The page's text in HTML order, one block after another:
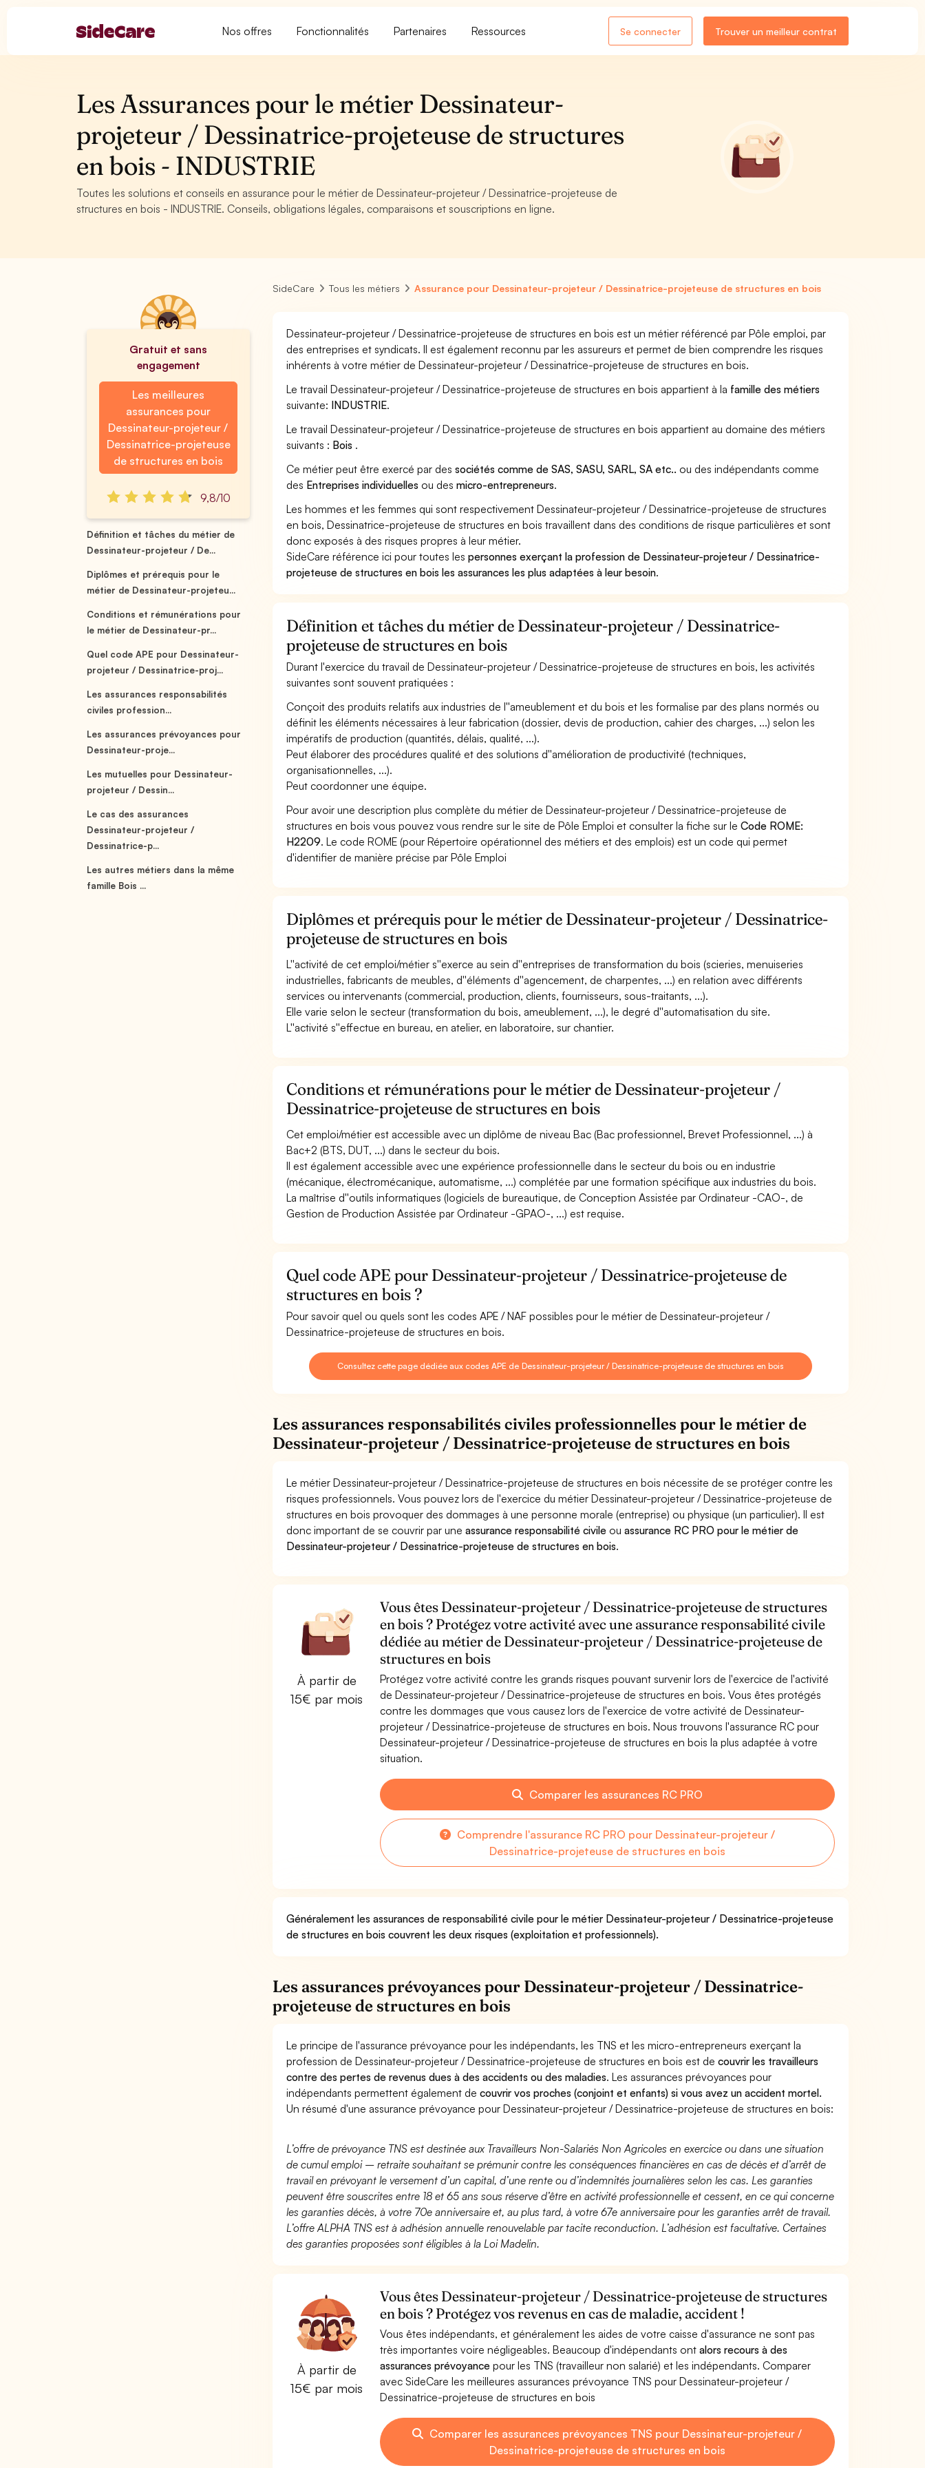
Nos offres Fonctionnalités Partenaires Ressources Se connecter Trouver un meilleur contrat
Les Assurances pour le métier Dessinateur-
projeteur / Dessinatrice-projeteuse de structures
en bois - INDUSTRIE
Toutes les solutions et conseils en assurance pour le métier de Dessinateur-projeteur / Dessinatrice-projeteuse de
structures en bois - INDUSTRIE. Conseils, obligations légales, comparaisons et souscriptions en ligne.
Gratuit et sans
engagement
Les meilleures
assurances pour
Dessinateur-projeteur /
Dessinatrice-projeteuse
de structures en bois
9,8/10
Définition et tâches du métier de
Dessinateur-projeteur / De...
Diplômes et prérequis pour le
métier de Dessinateur-projeteu...
Conditions et rémunérations pour
le métier de Dessinateur-pr...
Quel code APE pour Dessinateur-
projeteur / Dessinatrice-proj...
Les assurances responsabilités
civiles profession...
Les assurances prévoyances pour
Dessinateur-proje...
Les mutuelles pour Dessinateur-
projeteur / Dessin...
Le cas des assurances
Dessinateur-projeteur /
Dessinatrice-p...
Les autres métiers dans la même
famille Bois ...
SideCare Tous les métiers Assurance pour Dessinateur-projeteur / Dessinatrice-projeteuse de structures en bois
Dessinateur-projeteur / Dessinatrice-projeteuse de structures en bois est un métier référencé par Pôle emploi, par
des entreprises et syndicats. Il est également reconnu par les assureurs et permet de bien comprendre les risques
inhérents à votre métier de Dessinateur-projeteur / Dessinatrice-projeteuse de structures en bois.
Le travail Dessinateur-projeteur / Dessinatrice-projeteuse de structures en bois appartient à la famille des métiers
suivante: INDUSTRIE.
Le travail Dessinateur-projeteur / Dessinatrice-projeteuse de structures en bois appartient au domaine des métiers
suivants : Bois .
Ce métier peut être exercé par dessociétés comme de SAS, SASU, SARL, SA etc.. ou des indépendants comme
des Entreprises individuelles ou desmicro-entrepreneurs.
Les hommes et les femmes qui sont respectivement Dessinateur-projeteur / Dessinatrice-projeteuse de structures
en bois, Dessinatrice-projeteuse de structures en bois travaillent dans des conditions de risque particulières et sont
donc exposés à des risques propres à leur métier.
SideCare référence ici pour toutes lespersonnes exerçant la profession de Dessinateur-projeteur / Dessinatrice-
projeteuse de structures en bois les assurances les plus adaptées à leur besoin.
Définition et tâches du métier de Dessinateur-projeteur / Dessinatrice-
projeteuse de structures en bois
Durant l'exercice du travail de Dessinateur-projeteur / Dessinatrice-projeteuse de structures en bois, les activités
suivantes sont souvent pratiquées :
Conçoit des produits relatifs aux industries de l''ameublement et du bois et les formalise par des plans normés ou
définit les éléments nécessaires à leur fabrication (dossier, devis de production, cahier des charges, ...) selon les
impératifs de production (quantités, délais, qualité, ...).
Peut élaborer des procédures qualité et des solutions d''amélioration de productivité (techniques,
organisationnelles, ...).
Peut coordonner une équipe.
Pour avoir une description plus complète du métier de Dessinateur-projeteur / Dessinatrice-projeteuse de
structures en bois vous pouvez vous rendre sur le site de Pôle Emploi et consulter la fiche sur leCode ROME:
H2209. Le code ROME (pour Répertoire opérationnel des métiers et des emplois) est un code qui permet
d'identifier de manière précise par Pôle Emploi
Diplômes et prérequis pour le métier de Dessinateur-projeteur / Dessinatrice-
projeteuse de structures en bois
L''activité de cet emploi/métier s''exerce au sein d''entreprises de transformation du bois (scieries, menuiseries
industrielles, fabricants de meubles, d''éléments d''agencement, de charpentes, ...) en relation avec différents
services ou intervenants (commercial, production, clients, fournisseurs, sous-traitants, ...).
Elle varie selon le secteur (transformation du bois, ameublement, ...), le degré d''automatisation du site.
L''activité s''effectue en bureau, en atelier, en laboratoire, sur chantier.
Conditions et rémunérations pour le métier de Dessinateur-projeteur /
Dessinatrice-projeteuse de structures en bois
Cet emploi/métier est accessible avec un diplôme de niveau Bac (Bac professionnel, Brevet Professionnel, ...) à
Bac+2 (BTS, DUT, ...) dans le secteur du bois.
Il est également accessible avec une expérience professionnelle dans le secteur du bois ou en industrie
(mécanique, électromécanique, automatisme, ...) complétée par une formation spécifique aux industries du bois.
La maîtrise d''outils informatiques (logiciels de bureautique, de Conception Assistée par Ordinateur -CAO-, de
Gestion de Production Assistée par Ordinateur -GPAO-, ...) est requise.
Quel code APE pour Dessinateur-projeteur / Dessinatrice-projeteuse de
structures en bois ?
Pour savoir quel ou quels sont les codes APE / NAF possibles pour le métier de Dessinateur-projeteur /
Dessinatrice-projeteuse de structures en bois.
Consultez cette page dédiée aux codes APE de Dessinateur-projeteur / Dessinatrice-projeteuse de structures en bois
Les assurances responsabilités civiles professionnelles pour le métier de
Dessinateur-projeteur / Dessinatrice-projeteuse de structures en bois
Le métier Dessinateur-projeteur / Dessinatrice-projeteuse de structures en bois nécessite de se protéger contre les
risques professionnels. Vous pouvez lors de l'exercice du métier Dessinateur-projeteur / Dessinatrice-projeteuse de
structures en bois provoquer des dommages à une personne morale (entreprise) ou physique (un particulier). Il est
donc important de se couvrir par uneassurance responsabilité civile ouassurance RC PRO pour le métier de
Dessinateur-projeteur / Dessinatrice-projeteuse de structures en bois.
À partir de
15€ par mois
Vous êtes Dessinateur-projeteur / Dessinatrice-projeteuse de structures
en bois ? Protégez votre activité avec une assurance responsabilité civile
dédiée au métier de Dessinateur-projeteur / Dessinatrice-projeteuse de
structures en bois
Protégez votre activité contre les grands risques pouvant survenir lors de l'exercice de l'activité
de Dessinateur-projeteur / Dessinatrice-projeteuse de structures en bois. Vous êtes protégés
contre les dommages que vous causez lors de l'exercice de votre activité de Dessinateur-
projeteur / Dessinatrice-projeteuse de structures en bois. Nous trouvons l'assurance RC pour
Dessinateur-projeteur / Dessinatrice-projeteuse de structures en bois la plus adaptée à votre
situation.
Comparer les assurances RC PRO
Comprendre l'assurance RC PRO pour Dessinateur-projeteur /
Dessinatrice-projeteuse de structures en bois
Généralement les assurances de responsabilité civile pour le métier Dessinateur-projeteur / Dessinatrice-projeteuse
de structures en bois couvrent les deux risques (exploitation et professionnels).
Les assurances prévoyances pour Dessinateur-projeteur / Dessinatrice-
projeteuse de structures en bois
Le principe de l'assurance prévoyance pour les indépendants, les TNS et les micro-entrepreneurs exerçant la
profession de Dessinateur-projeteur / Dessinatrice-projeteuse de structures en bois est decouvrir les travailleurs
contre des pertes de revenus dues à des accidents ou des maladies. Les assurances prévoyances pour
indépendants permettent également decouvrir vos proches (conjoint et enfants) si vous avez un accident mortel.
Un résumé d'une assurance prévoyance pour Dessinateur-projeteur / Dessinatrice-projeteuse de structures en bois:
L’offre de prévoyance TNS est destinée aux Travailleurs Non-Salariés Non Agricoles en exercice ou dans une situation
de cumul emploi – retraite souhaitant se prémunir contre les conséquences financières en cas de décès et d’arrêt de
travail en prévoyant le versement d’un capital, d’une rente ou d’indemnités journalières selon les cas. Les garanties
peuvent être souscrites entre 18 et 65 ans sous réserve d’être en activité professionnelle et cessent, en ce qui concerne
les garanties décès, à votre 70e anniversaire et, au plus tard, à votre 67e anniversaire pour les garanties arrêt de travail.
L’offre ALPHA TNS est à adhésion annuelle renouvelable par tacite reconduction. L’adhésion est facultative. Certaines
des garanties proposées sont éligibles à la Loi Madelin.
À partir de
15€ par mois
Vous êtes Dessinateur-projeteur / Dessinatrice-projeteuse de structures
en bois ? Protégez vos revenus en cas de maladie, accident !
Vous êtes indépendants, et généralement les aides de votre caisse d'assurance ne sont pas
très importantes voire négligeables. Beaucoup d'indépendants ont alors recours à des
assurances prévoyancepour les TNS (travailleur non salarié) et les indépendants. Comparer
avec SideCare les meilleures assurances prévoyance TNS pour Dessinateur-projeteur /
Dessinatrice-projeteuse de structures en bois
Comparer les assurances prévoyances TNS pour Dessinateur-projeteur /
Dessinatrice-projeteuse de structures en bois